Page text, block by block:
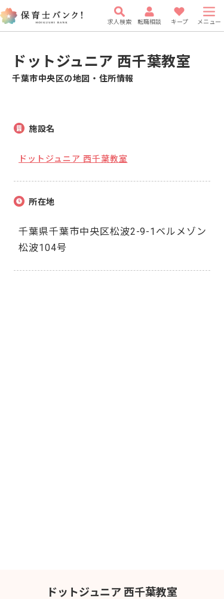
求人検索 転職相談 キープ メニュー
ドットジュニア 西千葉教室
千葉市中央区の地図・住所情報
施設名
ドットジュニア 西千葉教室
所在地
千葉県千葉市中央区松波2-9-1ベルメゾン
松波104号
ドットジュニア 西千葉教室